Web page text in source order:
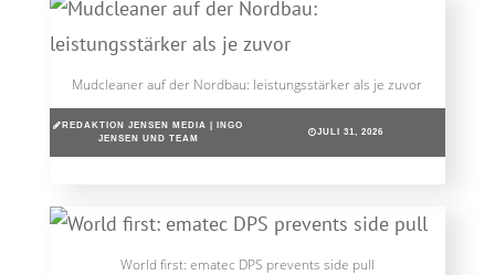
Mudcleaner auf der Nordbau: leistungsstärker als je zuvor
REDAKTION JENSEN MEDIA | INGO
JENSEN UND TEAM
JULI 31, 2026
World first: ematec DPS prevents side pull